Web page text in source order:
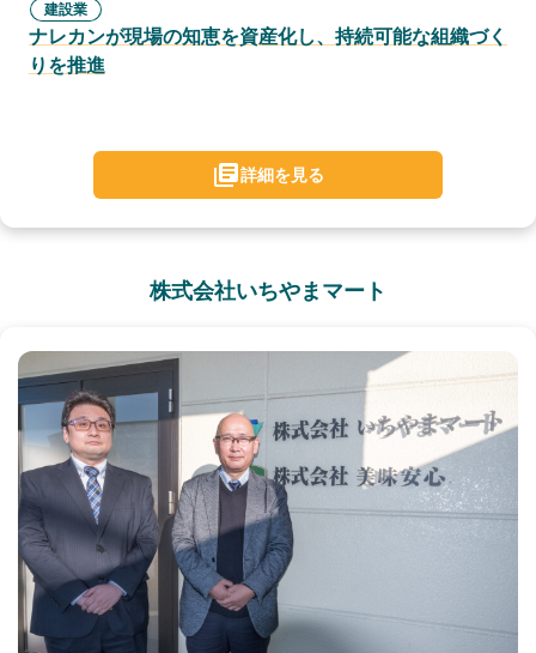
建設業
ナレカンが現場の知恵を資産化し、持続可能な組織づく
りを推進
詳細を見る
株式会社いちやまマート